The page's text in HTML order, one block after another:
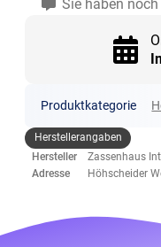
Sie haben
Produktkategorie
Herstellerangaben
Hersteller
Zassenhaus
Adresse
Höhscheider